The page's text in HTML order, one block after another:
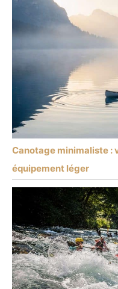
Canotage minimaliste :
équipement léger